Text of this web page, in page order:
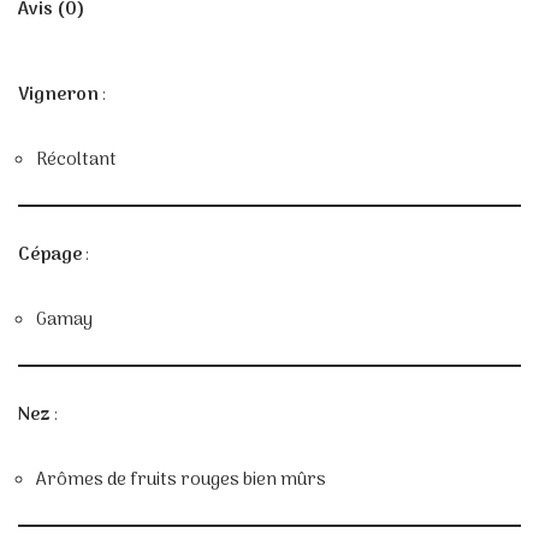
Avis (0)
Vigneron:
Récoltant
Cépage:
Gamay
Nez:
Arômes de fruits rouges bien mûrs